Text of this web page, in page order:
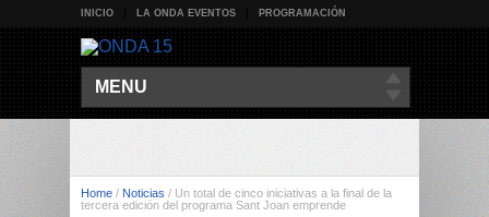
INICIO LA ONDA EVENTOS PROGRAMACIÓN
MENU
Home / Noticias / Un total de cinco iniciativas a la final de la
tercera edición del programa Sant Joan emprende